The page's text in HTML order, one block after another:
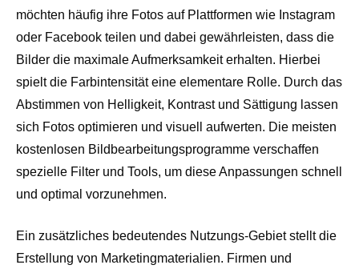
möchten häufig ihre Fotos auf Plattformen wie Instagram
oder Facebook teilen und dabei gewährleisten, dass die
Bilder die maximale Aufmerksamkeit erhalten. Hierbei
spielt die Farbintensität eine elementare Rolle. Durch das
Abstimmen von Helligkeit, Kontrast und Sättigung lassen
sich Fotos optimieren und visuell aufwerten. Die meisten
kostenlosen Bildbearbeitungsprogramme verschaffen
spezielle Filter und Tools, um diese Anpassungen schnell
und optimal vorzunehmen.
Ein zusätzliches bedeutendes Nutzungs-Gebiet stellt die
Erstellung von Marketingmaterialien. Firmen und